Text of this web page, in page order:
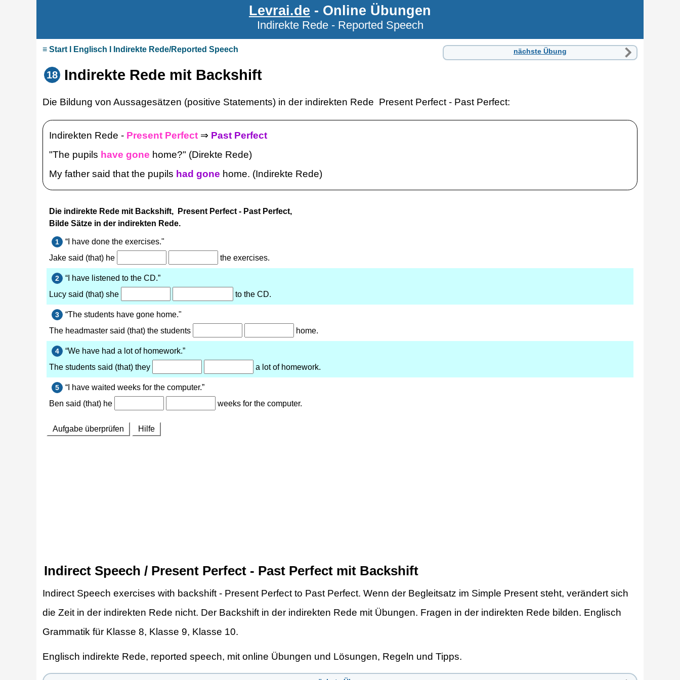
Levrai.de - Online Übungen
Indirekte Rede - Reported Speech
≡ Start I Englisch I Indirekte Rede/Reported Speech nächste Übung
18 Indirekte Rede mit Backshift
Die Bildung von Aussagesätzen (positive Statements) in der indirekten Rede Present Perfect - Past Perfect:
Indirekten Rede - Present Perfect⇒ Past Perfect
"The pupils have gone home?" (Direkte Rede)
My father said that the pupils had gone home. (Indirekte Rede)
Indirect Speech / Present Perfect - Past Perfect mit Backshift
Indirect Speech exercises with backshift - Present Perfect to Past Perfect. Wenn der Begleitsatz im Simple Present steht, verändert sich
die Zeit in der indirekten Rede nicht. Der Backshift in der indirekten Rede mit Übungen. Fragen in der indirekten Rede bilden. Englisch
Grammatik für Klasse 8, Klasse 9, Klasse 10.
Englisch indirekte Rede, reported speech, mit online Übungen und Lösungen, Regeln und Tipps.